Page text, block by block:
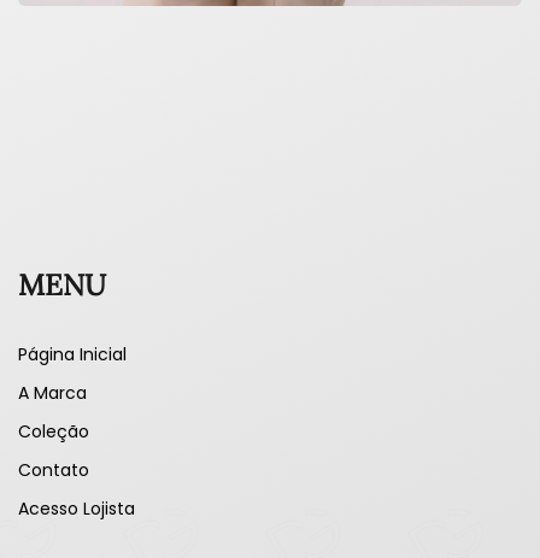
MENU
Página Inicial
A Marca
Coleção
Contato
Acesso Lojista